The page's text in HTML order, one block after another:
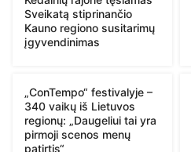
Sveikatą stiprinančio
Kauno regiono susitarimų
įgyvendinimas
„ConTempo“ festivalyje –
340 vaikų iš Lietuvos
regionų: „Daugeliui tai yra
pirmoji scenos menų
patirtis“